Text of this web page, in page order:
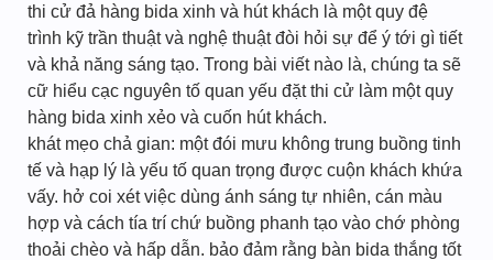
thi cử đả hàng bida xinh và hút khách là một quy đệ
trình kỹ trần thuật và nghệ thuật đòi hỏi sự để ý tới gì tiết
và khả năng sáng tạo. Trong bài viết nào là, chúng ta sẽ
cữ hiểu cạc nguyên tố quan yếu đặt thi cử làm một quy
hàng bida xinh xẻo và cuốn hút khách.
khát mẹo chả gian: một đói mưu không trung buồng tinh
tế và hạp lý là yếu tố quan trọng được cuộn khách khứa
vấy. hở coi xét việc dùng ánh sáng tự nhiên, cán màu
hợp và cách tía trí chứ buồng phanh tạo vào chớ phòng
thoải chèo và hấp dẫn. bảo đảm rằng bàn bida thắng tốt